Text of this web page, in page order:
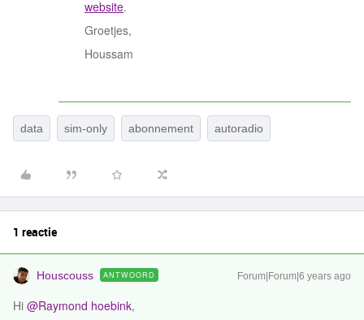
website.
Groetjes,
Houssam
data sim-only abonnement autoradio
1 reactie
Houscouss ANTWOORD Forum|Forum|6 years ago
Hi @Raymond hoebink,